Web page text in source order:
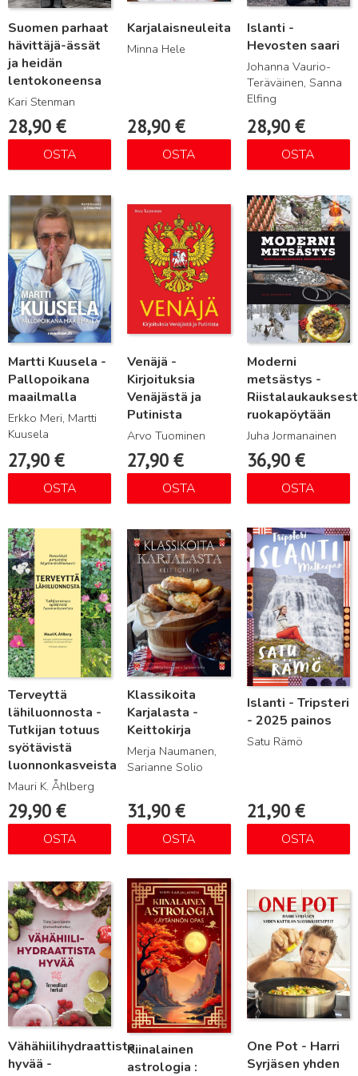
Suomen parhaat
hävittäjä-ässät
ja heidän
lentokoneensa
Kari Stenman
28,90 €
OSTA
Karjalaisneuleita
Minna Hele
28,90€
OSTA
Islanti -
Hevosten saari
Johanna Vaurio-
Teräväinen, Sanna
Elfing
28,90 €
OSTA
Martti Kuusela -
Pallopoikana
maailmalla
Erkko Meri, Martti
Kuusela
27,90 €
OSTA
Lue lisää
Venäjä -
Kirjoituksia
Venäjästä ja
Putinista
Arvo Tuominen
27,90€
OSTA
Lue lisää
Moderni
metsästys -
ruokapöytään
Juha Jormanainen
36,90 €
OSTA
Lue lisää
Terveyttä
lähiluonnosta -
Tutkijan totuus
syötävistä
luonnonkasveista
Mauri K. Åhlberg
29,90 €
OSTA
Lue lisää
Klassikoita
Karjalasta -
Keittokirja
Merja Naumanen,
Sarianne Solio
31,90€
OSTA
Lue lisää
Islanti - Tripsteri
- 2025 painos
Satu Rämö
21,90 €
OSTA
Lue lisää
Vähähiilihydraattista
hyvää -
Lue lisää
Kiinalainen
astrologia :
Lue lisää
One Pot - Harri
Syrjäsen yhden
Lue lisää